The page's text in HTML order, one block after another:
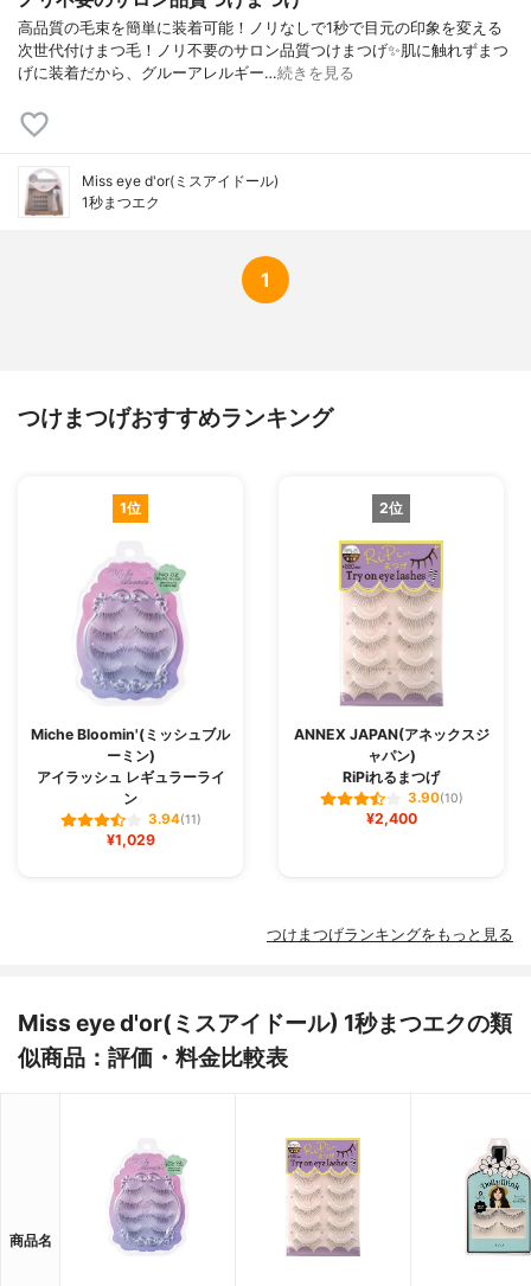
高品質の毛束を簡単に装着可能！ノリなしで1秒で目元の印象を変える
次世代付けまつ毛！ノリ不要のサロン品質つけまつげ✨肌に触れずまつ
げに装着だから、グルーアレルギー…続きを見る
Miss eye d'or(ミスアイドール)
1秒まつエク
1
つけまつげおすすめランキング
1位
Miche Bloomin'(ミッシュブル
ーミン)
アイラッシュ レギュラーライ
ン
3.94(11)
¥1,029
2位
ANNEX JAPAN(アネックスジ
ャパン)
RiPiれるまつげ
3.90(10)
¥2,400
つけまつげランキングをもっと見る
Miss eye d'or(ミスアイドール) 1秒まつエクの類
似商品：評価・料金比較表
商品名